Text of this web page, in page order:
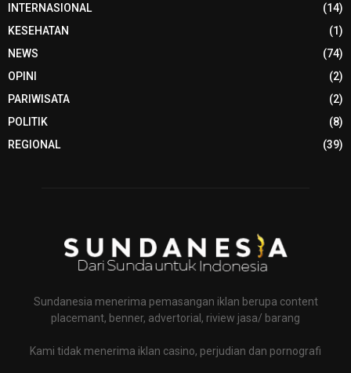
INTERNASIONAL
(14)
KESEHATAN
(1)
NEWS
(74)
OPINI
(2)
PARIWISATA
(2)
POLITIK
(8)
REGIONAL
(39)
Sundanesia menerima pemasangan iklan berupa content
placemant, benner, advertorial, riview jasa/ barang
Kami tidak menerima iklan casino, perjudian dan pornografi